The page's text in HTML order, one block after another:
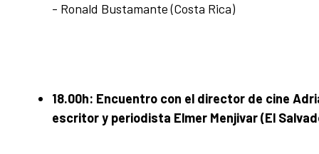
- Ronald Bustamante (Costa Rica)
18.00h: Encuentro con el director de cine
escritor y periodista Elmer Menjivar (El